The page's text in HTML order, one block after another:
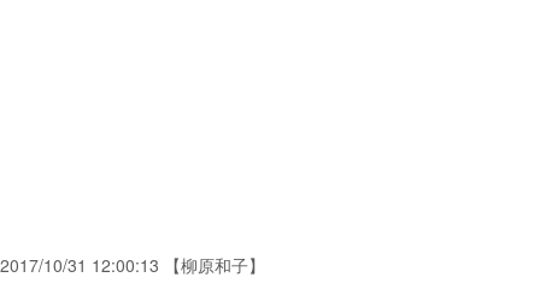
2017/10/31 12:00:13 【柳原和子】